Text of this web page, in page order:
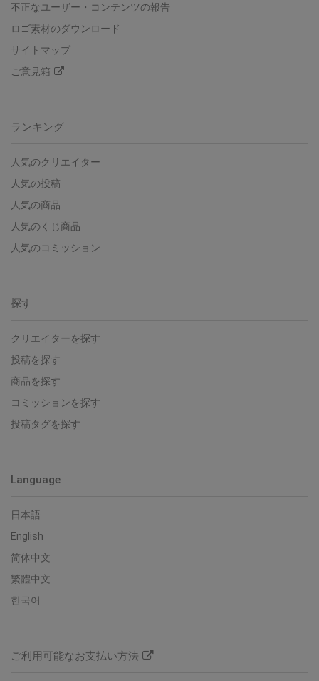
不正なユーザー・コンテンツの報告
ロゴ素材のダウンロード
サイトマップ
ご意見箱
ランキング
人気のクリエイター
人気の投稿
人気の商品
人気のくじ商品
人気のコミッション
探す
クリエイターを探す
投稿を探す
商品を探す
コミッションを探す
投稿タグを探す
Language
日本語
English
简体中文
繁體中文
한국어
ご利用可能なお支払い方法